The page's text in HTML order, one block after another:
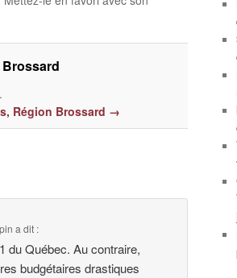
Région Brossard →
a dit :
du Québec. Au contraire,
budgétaires drastiques